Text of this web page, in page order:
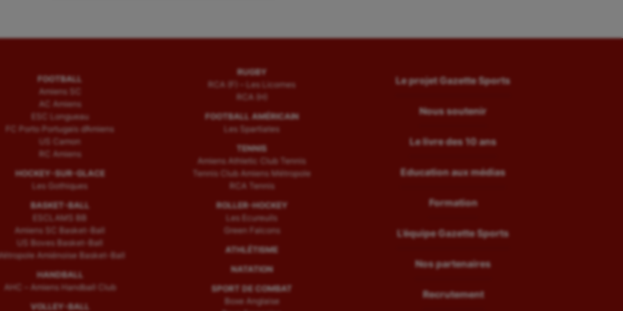
FOOTBALL
Amiens SC
AC Amiens
ESC Longueau
FC Porto Portugais d’Amiens
US Camon
RC Amiens
HOCKEY-SUR-GLACE
Les Gothiques
BASKET-BALL
ESCLAMS BB
Amiens SC Basket-Ball
US Boves Basket-Ball
Amiénoise Basket-Ball
HANDBALL
AHC – Amiens Handball Club
VOLLEY-BALL
RUGBY
RCA (F) – Les Licornes
RCA (H)
FOOTBALL AMÉRICAIN
Les Spartiates
TENNIS
Amiens Athletic Club Tennis
Tennis Club Amiens Métropole
RCA Tennis
ROLLER-HOCKEY
Les Ecureuils
Green Falcons
ATHLÉTISME
NATATION
SPORT DE COMBAT
Boxe Anglaise
Le projet Gazette Sports
Nous soutenir
Le livre des 10 ans
Education aux médias
Formation
L’équipe Gazette Sports
Nos partenaires
Recrutement